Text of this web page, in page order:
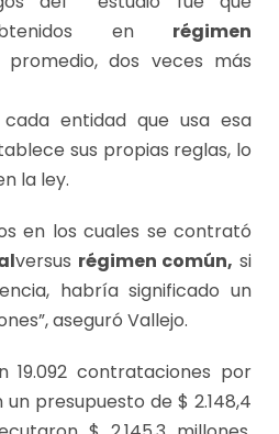
en régimen
promedio, dos veces más
entidad que usa esa
sus propias reglas, lo
la ley.
en los cuales se contrató
versus régimen común, si
habría significado un
aseguró Vallejo.
19.092 contrataciones por
presupuesto de $ 2.148,4